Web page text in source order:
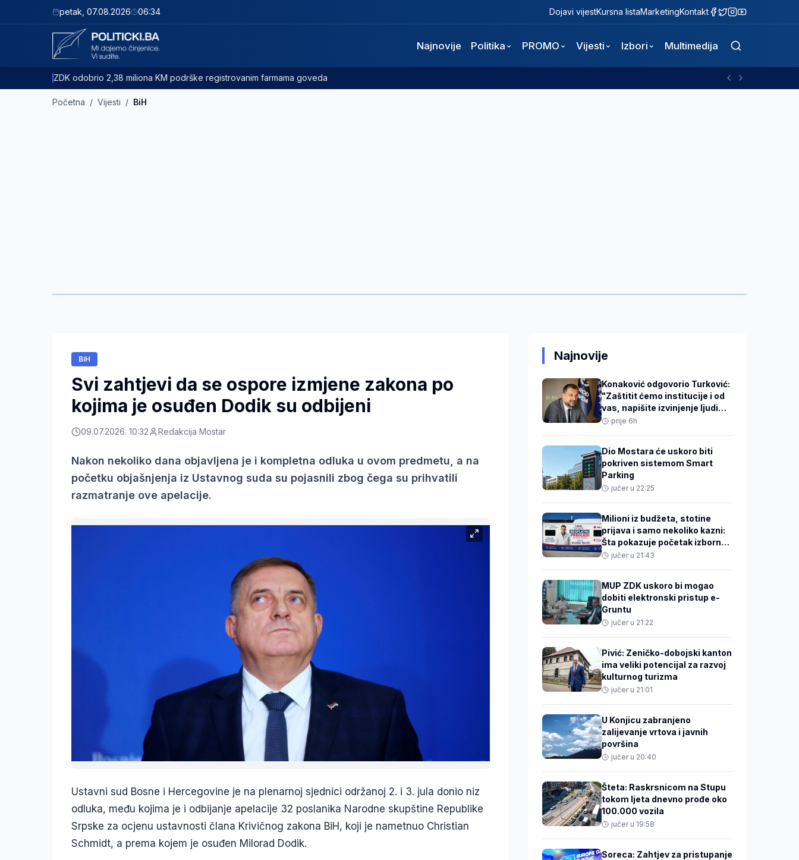
petak 07.08.2026 06:34 Dojavi vijestKursna listaMarketingKontakt
Najnovije Politika PROMO Vijesti Izbori Multimedija
ZDK odobrio 2,38 miliona KM podrške registrovanim farmama goveda
Početna / Vijesti / BiH
BiH
Svi zahtjevi da se ospore izmjene zakona po
kojima je osuđen Dodik su odbijeni
09.07.2026. 10:32 Redakcija Mostar
Nakon nekoliko dana objavljena je i kompletna odluka u ovom predmetu, a na
početku objašnjenja iz Ustavnog suda su pojasnili zbog čega su prihvatili
razmatranje ove apelacije.
Ustavni sud Bosne i Hercegovine je na plenarnoj sjednici održanoj 2. i 3. jula donio niz
odluka, među kojima je i odbijanje apelacije 32 poslanika Narodne skupštine Republike
Srpske za ocjenu ustavnosti člana Krivičnog zakona BiH, koji je nametnuo Christian
Schmidt, a prema kojem je osuđen Milorad Dodik.
Najnovije
Konaković odgovorio Turković:
"Zaštitit ćemo institucije i od
vas, napišite izvinjenje ljudima
u DKP mreži"
prije 6h
Dio Mostara će uskoro biti
pokriven sistemom Smart
Parking
jučer u 22:25
Milioni iz budžeta, stotine
prijava i samo nekoliko kazni:
Šta pokazuje početak izborne
kampanje?
jučer u 21:43
MUP ZDK uskoro bi mogao
dobiti elektronski pristup e-
Gruntu
jučer u 21:22
Pivić: Zeničko-dobojski kanton
ima veliki potencijal za razvoj
kulturnog turizma
jučer u 21:01
U Konjicu zabranjeno
zalijevanje vrtova i javnih
površina
jučer u 20:40
Šteta: Raskrsnicom na Stupu
tokom ljeta dnevno prođe oko
100.000 vozila
jučer u 19:58
Soreca: Zahtjev za pristupanje